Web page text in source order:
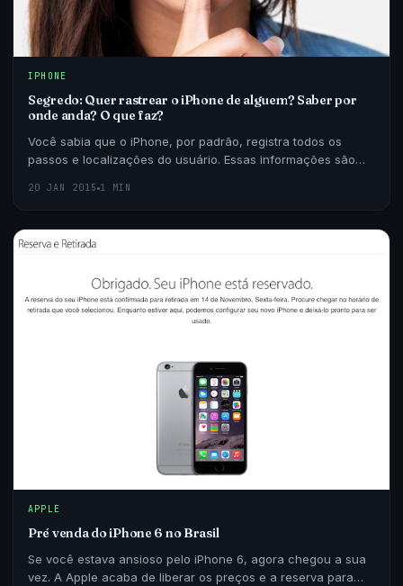
IPHONE
Segredo: Quer rastrear o iPhone de alguem? Saber por
onde anda? O que faz?
Você sabia que o iPhone, por padrão, registra todos os
passos e localizações do usuário. Essas informações são
20 JAN 2015 1 MIN
APPLE
Pré venda do iPhone 6 no Brasil
Se você estava ansioso pelo iPhone 6, agora chegou a sua
vez. A Apple acaba de liberar os preços e a reserva para